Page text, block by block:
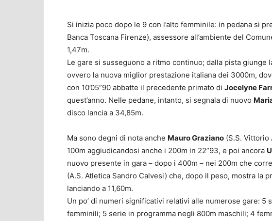
Si inizia poco dopo le 9 con l’alto femminile: in pedana si
Banca Toscana Firenze), assessore all’ambiente del
1,47m.
Le gare si susseguono a ritmo continuo; dalla pista giunge
ovvero la nuova miglior prestazione italiana dei 3000m,
con 10’05”90 abbatte il precedente primato di Jocelyne
quest’anno. Nelle pedane, intanto, si segnala di nuovo
disco lancia a 34,85m.
Ma sono degni di nota anche Mauro Graziano (S.S.
100m aggiudicandosi anche i 200m in 22”93, e poi ancora
nuovo presente in gara – dopo i 400m – nei 200m che
(A.S. Atletica Sandro Calvesi) che, dopo il peso, mostra la
lanciando a 11,60m.
Un po’ di numeri significativi relativi alle numerose gare: 5
femminili; 5 serie in programma negli 800m maschili; 4